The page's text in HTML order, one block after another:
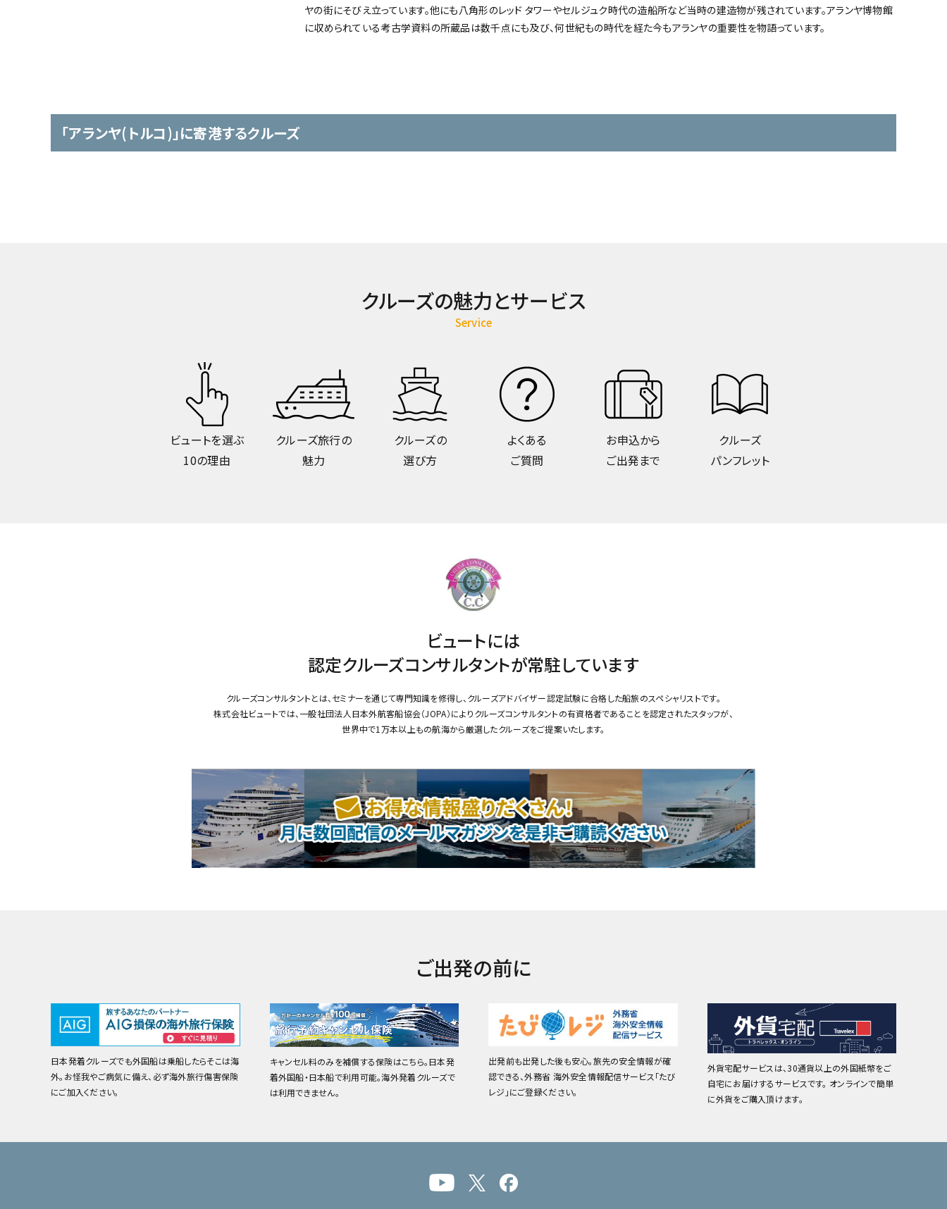
ヤの街にそびえ立っています。他にも八角形のレッド タワーやセルジュク時代の造船所など当時の建造物が残されています。アランヤ博物館
に収められている考古学資料の所蔵品は数千点にも及び、何世紀もの時代を経た今もアランヤの重要性を物語っています。
「アランヤ(トルコ)」に寄港するクルーズ
クルーズの魅力とサービス
Service
ビュートを選ぶ
10の理由
クルーズ旅行の
魅力
クルーズの
選び方
よくある
ご質問
お申込から
ご出発まで
クルーズ
パンフレット
ビュートには
認定クルーズコンサルタントが常駐しています
クルーズコンサルタントとは、セミナーを通じて専門知識を修得し、クルーズアドバイザー認定試験に合格した船旅のスペシャリストです。
株式会社ビュートでは、一般社団法人日本外航客船協会（JOPA）によりクルーズコンサルタントの有資格者であることを認定されたスタッフが、
世界中で1万本以上もの航海から厳選したクルーズをご提案いたします。
ご出発の前に
日本発着クルーズでも外国船は乗船したらそこは海
外。お怪我やご病気に備え、必ず海外旅行傷害保険
にご加入ください。
キャンセル料のみを補償する保険はこちら。日本発
着外国船・日本船で利用可能。海外発着クルーズで
は利用できません。
出発前も出発した後も安心。旅先の安全情報が確
認できる、外務省 海外安全情報配信サービス「たび
レジ」にご登録ください。
外貨宅配サービスは、30通貨以上の外国紙幣をご
自宅にお届けするサービスです。 オンラインで簡単
に外貨をご購入頂けます。